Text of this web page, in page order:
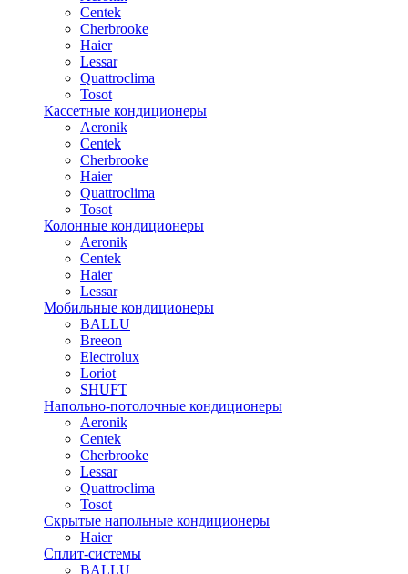
Centek
Cherbrooke
Haier
Lessar
Quattroclima
Tosot
Кассетные кондиционеры
Aeronik
Centek
Cherbrooke
Haier
Quattroclima
Tosot
Колонные кондиционеры
Aeronik
Centek
Haier
Lessar
Мобильные кондиционеры
BALLU
Breeon
Electrolux
Loriot
SHUFT
Напольно-потолочные кондиционеры
Aeronik
Centek
Cherbrooke
Lessar
Quattroclima
Tosot
Скрытые напольные кондиционеры
Haier
Сплит-системы
BALLU